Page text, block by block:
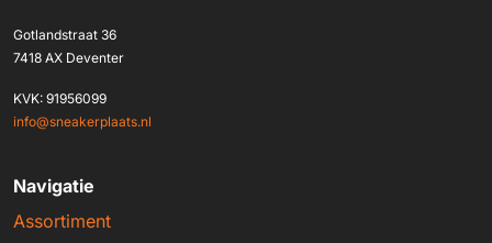
Gotlandstraat 36
7418 AX Deventer
KVK: 91956099
info@sneakerplaats.nl
Navigatie
Assortiment